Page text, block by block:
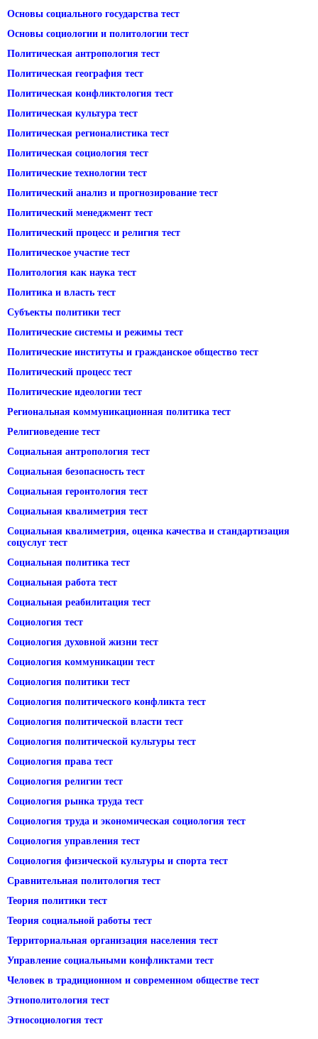
Основы социального государства тест
Основы социологии и политологии тест
Политическая антропология тест
Политическая география тест
Политическая конфликтология тест
Политическая культура тест
Политическая регионалистика тест
Политическая социология тест
Политические технологии тест
Политический анализ и прогнозирование тест
Политический менеджмент тест
Политический процесс и религия тест
Политическое участие тест
Политология как наука тест
Политика и власть тест
Субъекты политики тест
Политические системы и режимы тест
Политические институты и гражданское общество тест
Политический процесс тест
Политические идеологии тест
Региональная коммуникационная политика тест
Религиоведение тест
Социальная антропология тест
Социальная безопасность тест
Социальная геронтология тест
Социальная квалиметрия тест
Социальная квалиметрия, оценка качества и стандартизация
соцуслуг тест
Социальная политика тест
Социальная работа тест
Социальная реабилитация тест
Социология тест
Социология духовной жизни тест
Социология коммуникации тест
Социология политики тест
Социология политического конфликта тест
Социология политической власти тест
Социология политической культуры тест
Социология права тест
Социология религии тест
Социология рынка труда тест
Социология труда и экономическая социология тест
Социология управления тест
Социология физической культуры и спорта тест
Сравнительная политология тест
Теория политики тест
Теория социальной работы тест
Территориальная организация населения тест
Управление социальными конфликтами тест
Человек в традиционном и современном обществе тест
Этнополитология тест
Этносоциология тест